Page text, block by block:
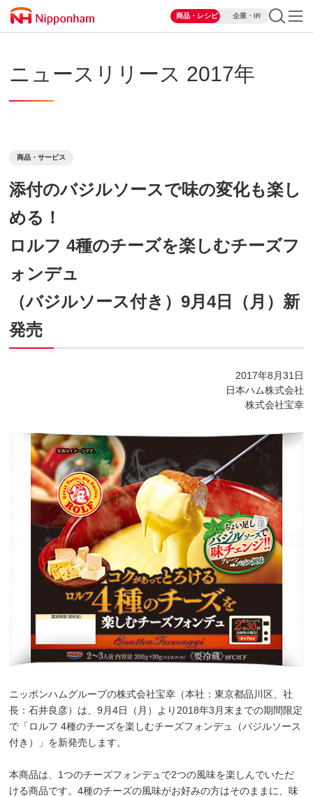
商品・レシピ 企業・IR
ニュースリリース 2017年
商品・サービス
添付のバジルソースで味の変化も楽し
める！
ロルフ 4種のチーズを楽しむチーズフ
ォンデュ
（バジルソース付き）9月4日（月）新
発売
2017年8月31日
日本ハム株式会社
株式会社宝幸
ニッポンハムグループの株式会社宝幸（本社：東京都品川区、社
長：石井良彦）は、9月4日（月）より2018年3月末までの期間限定
で「ロルフ 4種のチーズを楽しむチーズフォンデュ（バジルソース
付き）」を新発売します。
本商品は、1つのチーズフォンデュで2つの風味を楽しんでいただ
ける商品です。4種のチーズの風味がお好みの方はそのままに、味